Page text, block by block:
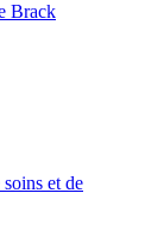
Brack
et de